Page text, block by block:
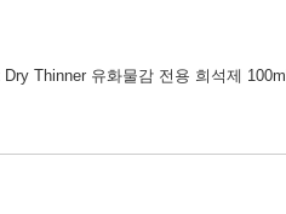
Thinner 유화물감 전용 희석제 100ml